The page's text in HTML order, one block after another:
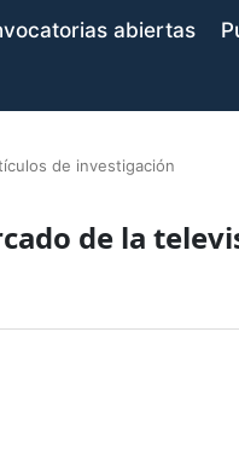
abiertas
de investigación
de la